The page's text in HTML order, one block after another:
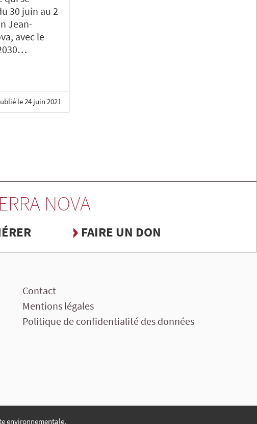
30 juin au 2
Jean-
avec le
le24 juin 2021
NOVA
FAIRE UN DON
Contact
Mentions légales
Politique de confidentialité des données
environnementale.